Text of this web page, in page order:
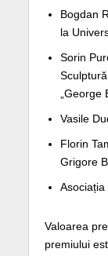
Bogdan
la
Sorin
„George
Vasile
Florin
Grigore
Asociația
Valoarea
premiului